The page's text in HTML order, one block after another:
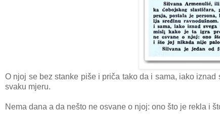
O njoj se bez stanke piše i priča tako da i sama, iako
svaku mjeru.
Nema dana a da nešto ne osvane o njoj: ono što je rekla i